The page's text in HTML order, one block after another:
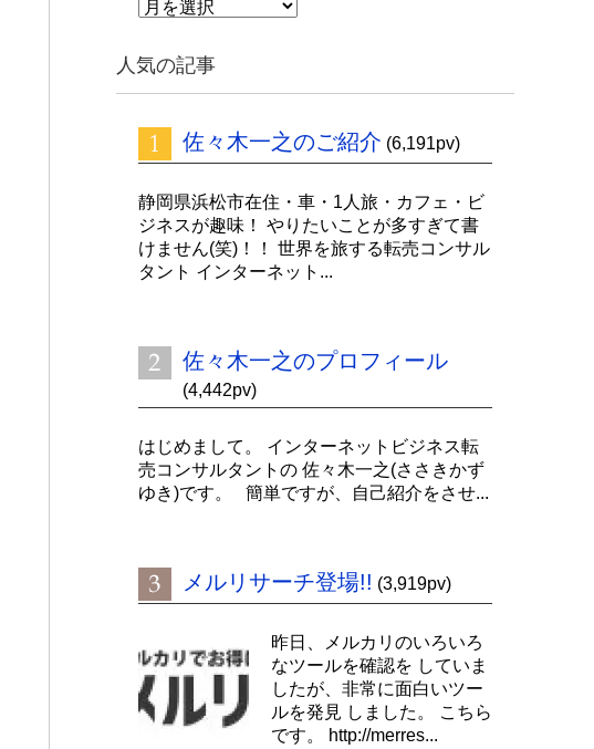
バ
ナ
ン
ー
人気の記事
佐々木一之のご紹介 (6,191pv)
静岡県浜松市在住・車・1人旅・カフェ・ビ
ジネスが趣味！ やりたいことが多すぎて書
けません(笑)！！ 世界を旅する転売コンサル
タント インターネット...
佐々木一之のプロフィール
(4,442pv)
はじめまして。 インターネットビジネス転
売コンサルタントの 佐々木一之(ささきかず
ゆき)です。 簡単ですが、自己紹介をさせ...
メルリサーチ登場!! (3,919pv)
昨日、メルカリのいろいろ
なツールを確認を していま
したが、非常に面白いツー
ルを発見 しました。 こちら
です。 http://merres...